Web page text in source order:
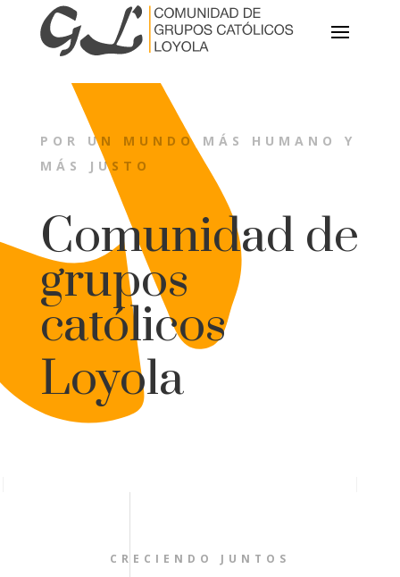
POR UN MUNDO MÁS HUMANO Y
MÁS JUSTO
Comunidad de
grupos
católicos
Loyola
CRECIENDO JUNTOS